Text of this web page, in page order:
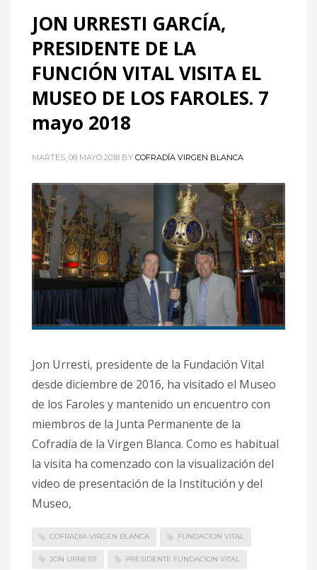
JON URRESTI GARCÍA,
PRESIDENTE DE LA
FUNCIÓN VITAL VISITA EL
MUSEO DE LOS FAROLES. 7
mayo 2018
MARTES, 08 MAYO 2018 BY COFRADÍA VIRGEN BLANCA
Jon Urresti, presidente de la Fundación Vital
desde diciembre de 2016, ha visitado el Museo
de los Faroles y mantenido un encuentro con
miembros de la Junta Permanente de la
Cofradía de la Virgen Blanca. Como es habitual
la visita ha comenzado con la visualización del
video de presentación de la Institución y del
Museo,
COFRADIA VIRGEN BLANCA FUNDACION VITAL
JON URRESTI PRESIDENTE FUNDACION VITAL